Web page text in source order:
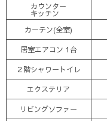
カウンター
キッチン
カーテン(全室)
居室エアコン 1台
２階シャワートイレ
エクステリア
リビングソファー